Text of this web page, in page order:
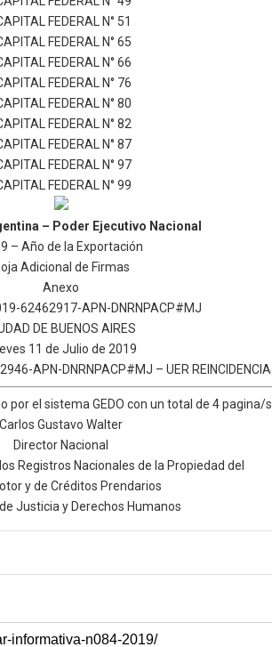
FEDERAL N° 51
FEDERAL N° 65
FEDERAL N° 66
FEDERAL N° 76
FEDERAL N° 80
FEDERAL N° 82
FEDERAL N° 87
FEDERAL N° 97
FEDERAL N° 99
– Poder Ejecutivo Nacional
– Año de la Exportación
Adicional de Firmas
Anexo
62462917-APN-DNRNPACP#MJ
DE BUENOS AIRES
11 de Julio de 2019
APN-DNRNPACP#MJ – UER REINCIDENCIA
por el sistema GEDO con un total de 4 pagina/s.
Carlos Gustavo Walter
Director Nacional
Registros Nacionales de la Propiedad del
y de Créditos Prendarios
Justicia y Derechos Humanos